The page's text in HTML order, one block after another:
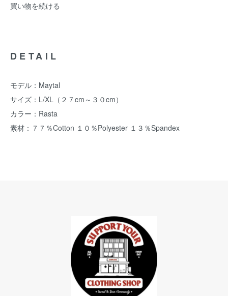
買い物を続ける
DETAIL
モデル：Maytal
サイズ：L/XL（２７cm～３０cm）
カラー：Rasta
素材：７７％Cotton １０％Polyester １３％Spandex